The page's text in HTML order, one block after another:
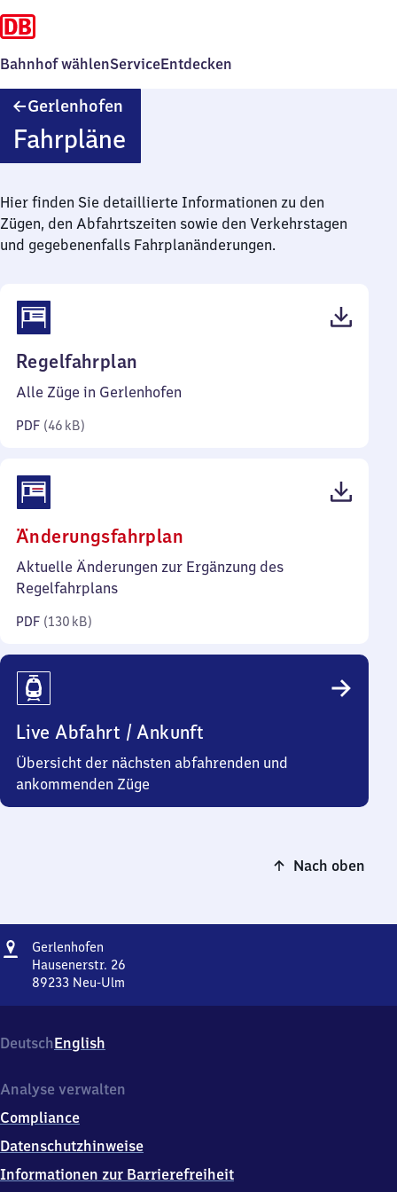
Bahnhof wählenServiceEntdecken
Gerlenhofen
Fahrpläne
Hier finden Sie detaillierte Informationen zu den
Zügen, den Abfahrtszeiten sowie den Verkehrstagen
und gegebenenfalls Fahrplanänderungen.
Regelfahrplan
46
Alle Züge in Gerlenhofen
PDF (46 kB)
Änderungsfahrplan
130
Aktuelle Änderungen zur Ergänzung des
Regelfahrplans
PDF (130 kB)
Live Abfahrt / Ankunft
Übersicht der nächsten abfahrenden und
ankommenden Züge
Nach oben
Adresse
Gerlenhofen
Hausenerstr. 26
89233 Neu-Ulm
26,
8
2
3
Neu-
DeutschEnglish
Analyse verwalten
Compliance
Datenschutzhinweise
Informationen zur Barrierefreiheit